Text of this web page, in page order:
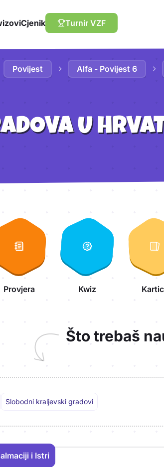
Cjenik Turnir VZF
Povijest Alfa - Povijest 6
U
Provjera Kwiz
Što trebaš
Slobodni kraljevski gradovi
i Istri